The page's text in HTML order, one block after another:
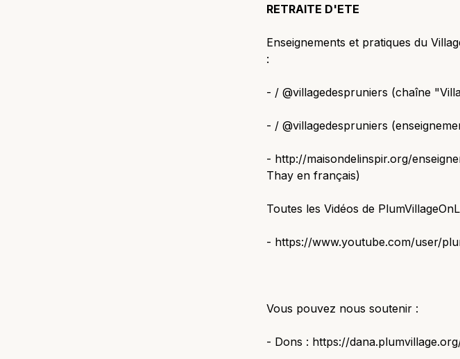
RETRAITE D'ETE
Enseignements et pratiques du
:
- / @villagedespruniers (chaîne
- / @villagedespruniers
- http://maisondelinspir.org/
Thay en français)
Toutes les Vidéos de
- https://www.youtube.com/user/
Vous pouvez nous soutenir :
- Dons : https://